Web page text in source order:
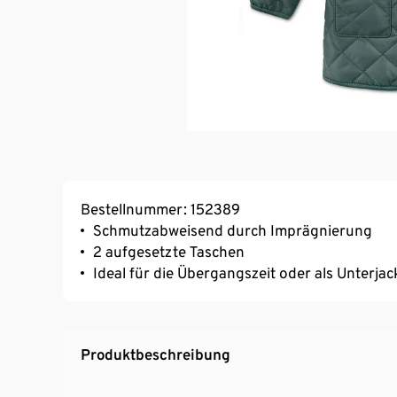
Bestellnummer: 152389
Schmutzabweisend durch Imprägnierung
2 aufgesetzte Taschen
Ideal für die Übergangszeit oder als
Produktbeschreibung